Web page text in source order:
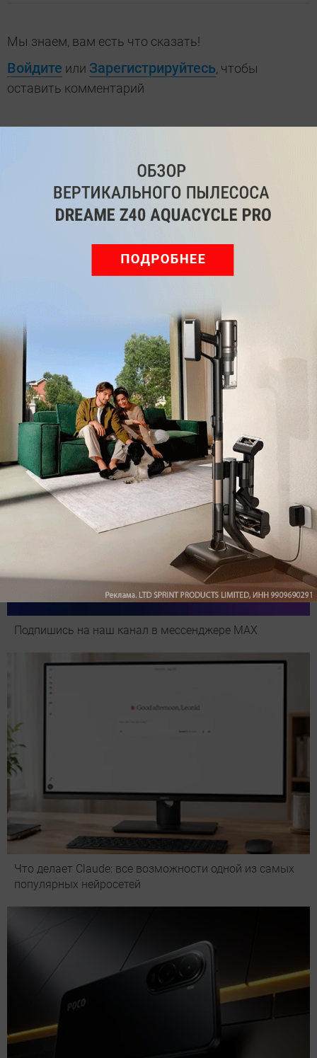
Мы знаем, вам есть что сказать!
Войдите или Зарегистрируйтесь, чтобы
оставить комментарий
Обзор вертикального пылесоса Dreame Z40 AquaCycle
Pro: гибкий подход к уборке
Подпишись на наш канал в мессенджере МАХ
Что делает Сlaude: все возможности одной из самых
популярных нейросетей